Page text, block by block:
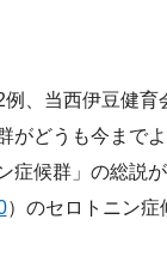
、当西伊豆健育
がどうも今まで
症候群」の総説
）のセロトニン症